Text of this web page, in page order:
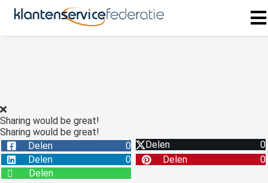
Sharing would be great!
Sharing would be great!
Delen
0 Delen
0
Delen
0 Delen
0
Delen
zijn